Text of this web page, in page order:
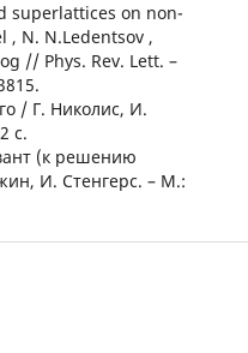
superlattices on non-
, N. N.Ledentsov ,
// Phys. Rev. Lett. –
/ Г. Николис, И.
с.
(к решению
И. Стенгерс. – М.: